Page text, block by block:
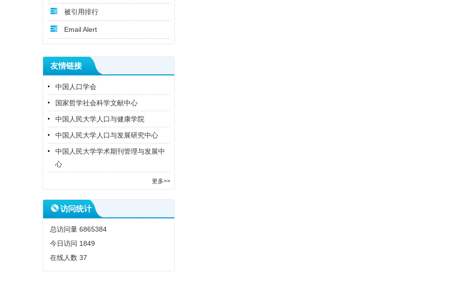
被引用排行
Email Alert
友情链接
中国人口学会
国家哲学社会科学文献中心
中国人民大学人口与健康学院
中国人民大学人口与发展研究中心
中国人民大学学术期刊管理与发展中
心
更多>>
访问统计
总访问量 6865384
今日访问 1849
在线人数 37